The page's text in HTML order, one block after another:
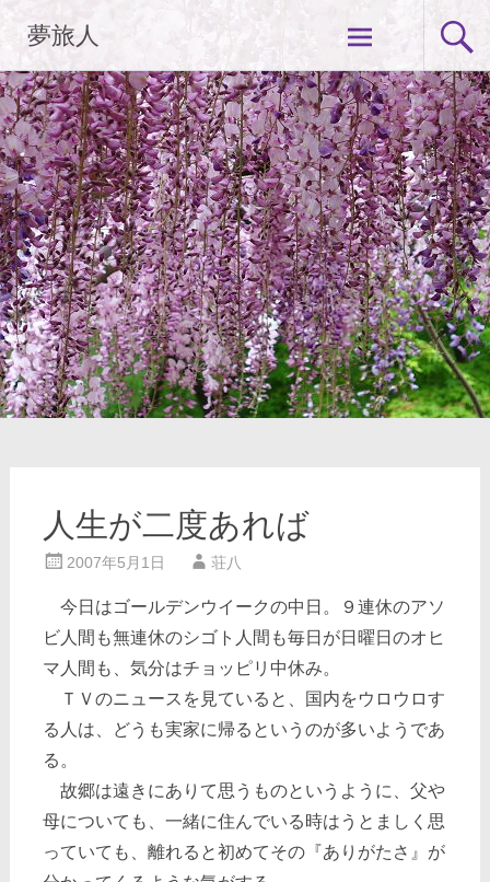
ン
ツ
へ
ス
キ
ッ
プ
夢旅人
人生が二度あれば
2007年5月1日 荘八
今日はゴールデンウイークの中日。９連休のアソ
ビ人間も無連休のシゴト人間も毎日が日曜日のオヒ
マ人間も、気分はチョッピリ中休み。
ＴＶのニュースを見ていると、国内をウロウロす
る人は、どうも実家に帰るというのが多いようであ
る。
故郷は遠きにありて思うものというように、父や
母についても、一緒に住んでいる時はうとましく思
っていても、離れると初めてその『ありがたさ』が